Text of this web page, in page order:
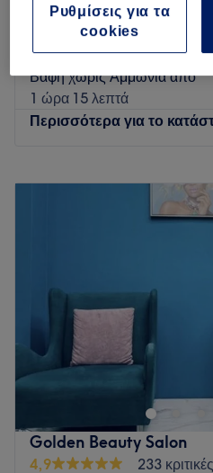
Κάτω Ηλιούπολη,
Θεσσαλονίκης
Εμφάνιση στον χάρτη
Βαφή χωρίς Αμμωνία απο
1 ώρα 15 λεπτά
Περισσότερα για το
Κυριακή
Το Hairstyle_Nansy είναι ένα
στον Εύοσμο. Είναι ένας
πολύ αγάπη και φροντίδα, για
του υψηλής ποιότητας
Συγκοινωνία
Golden Beauty Salon
4,9
233 κριτικές
Ρυθμίσεις για τα
cookies